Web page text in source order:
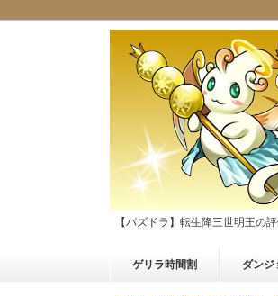
【パズドラ】転生降三世明王の
ゲリラ時間割 ダンジ